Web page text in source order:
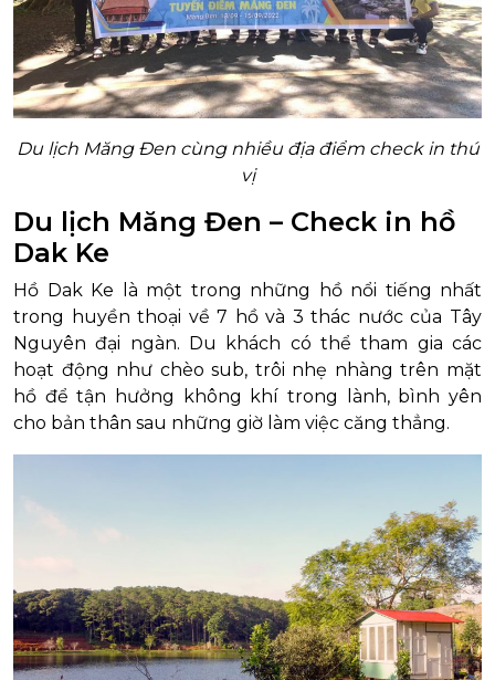
Du lịch Măng Đen cùng nhiều địa điểm check in thú
vị
Du lịch Măng Đen – Check in hồ
Dak Ke
Hồ Dak Ke là một trong những hồ nổi tiếng nhất
trong huyền thoại về 7 hồ và 3 thác nước của Tây
Nguyên đại ngàn. Du khách có thể tham gia các
hoạt động như chèo sub, trôi nhẹ nhàng trên mặt
hồ để tận hưởng không khí trong lành, bình yên
cho bản thân sau những giờ làm việc căng thẳng.